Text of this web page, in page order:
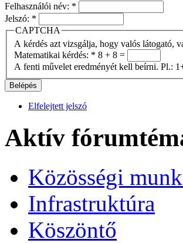
Felhasználói név: *
Jelszó: *
CAPTCHA
A kérdés azt vizsgálja, hogy valós látogató,
Matematikai kérdés: * 8 + 8 =
A fenti művelet eredményét kell beírni. Pl.:
Elfelejtett jelszó
Aktív
Közösségi
Infrastruktúra
Köszöntő